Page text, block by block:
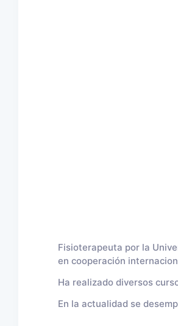
Fisioterapeuta por la
en cooperación
Ha realizado diversos
En la actualidad se